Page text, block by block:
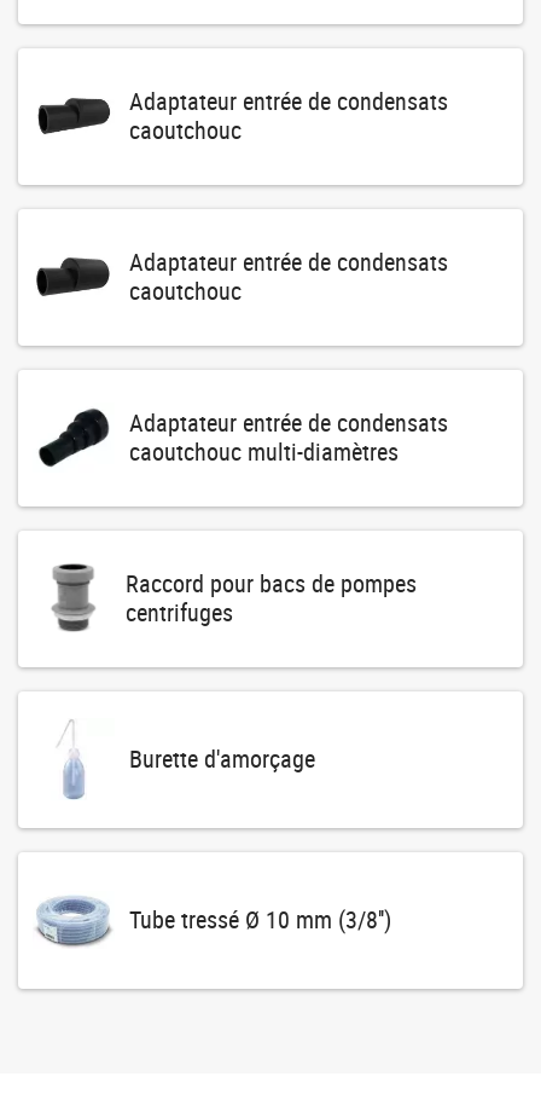
Adaptateur entrée de condensats
caoutchouc
Adaptateur entrée de condensats
caoutchouc
Adaptateur entrée de condensats
caoutchouc multi-diamètres
Raccord pour bacs de pompes
centrifuges
Burette d'amorçage
Tube tressé Ø 10 mm (3/8'')